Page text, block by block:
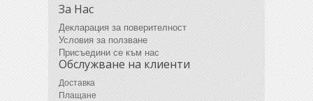
За Нас
Декларация за поверителност
Условия за ползване
Присъедини се към нас
Обслужване на клиенти
Доставка
Плащане